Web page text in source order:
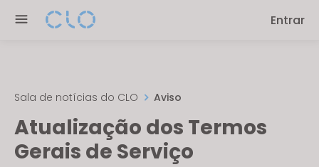
note:
accessibility
system.
Entrar
Sala de notícias do CLO Aviso
Atualização dos Termos
Gerais de Serviço